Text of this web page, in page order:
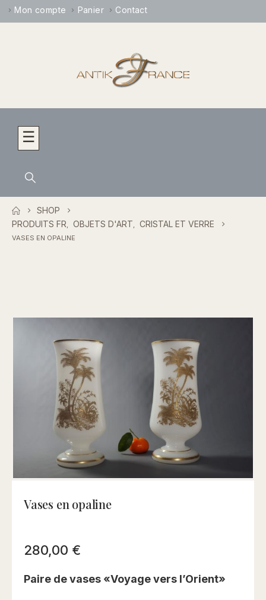
Mon compte Panier Contact
☰
SHOP
PRODUITS FR, OBJETS D'ART, CRISTAL ET VERRE
VASES EN OPALINE
Vases en opaline
280,00 €
Paire de vases «Voyage vers l’Orient»